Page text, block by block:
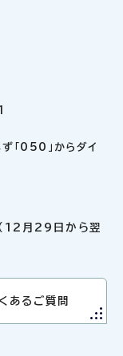
050」からダイ
12月29日から翌
あるご質問